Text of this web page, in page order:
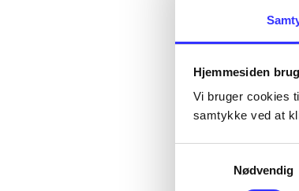
Hjemmesiden
Vi bruger cookies
samtykke ved at
Nødvendig
...